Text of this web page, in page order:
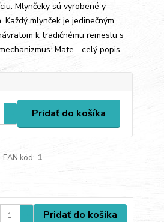
Mlynčeky sú vyrobené y
mlynček je jedinečným
k tradičnému remeslu s
Mate... celý popis
Pridať do košíka
EAN kód: 1
Pridať do košíka